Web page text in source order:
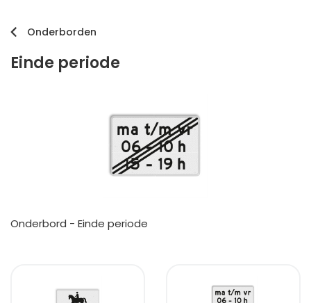
Onderborden
Einde periode
Onderbord - Einde periode